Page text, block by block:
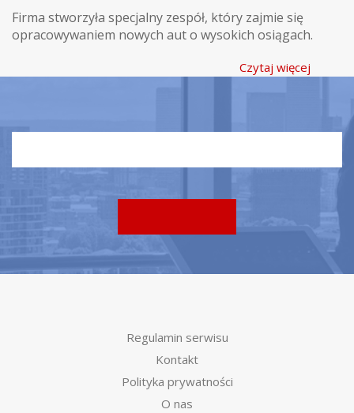
Firma stworzyła specjalny zespół, który zajmie się
opracowywaniem nowych aut o wysokich osiągach.
Czytaj więcej
Regulamin serwisu
Kontakt
Polityka prywatności
O nas